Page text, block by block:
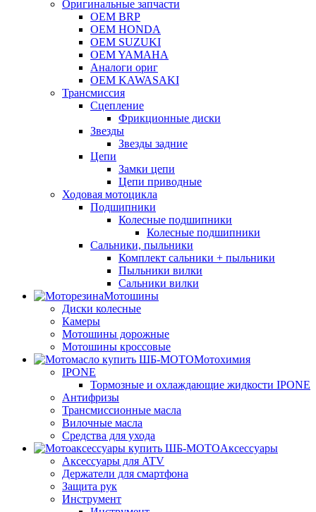
Оригинальные запчасти
OEM BRP
OEM HONDA
OEM SUZUKI
OEM YAMAHA
Аналоги ориг
OEM KAWASAKI
Трансмиссия
Cцепление
Фрикционные диски
Звезды
Звезды задние
Цепи
Замки цепи
Цепи приводные
Ходовая мотоцикла
Подшипники
Колесные подшипники
Колесные подшипники
Сальники, пыльники
Комплект сальники + пыльники
Пыльники вилки
Сальники вилки
Мотошины
Диски колесные
Камеры
Мотошины дорожные
Мотошины кроссовые
Мотохимия
IPONE
Тормозные и охлаждающие жидкости IPONE
Антифризы
Трансмиссионные масла
Вилочные масла
Средства для ухода
Аксессуары
Аксессуары для ATV
Держатели для смартфона
Защита рук
Инструмент